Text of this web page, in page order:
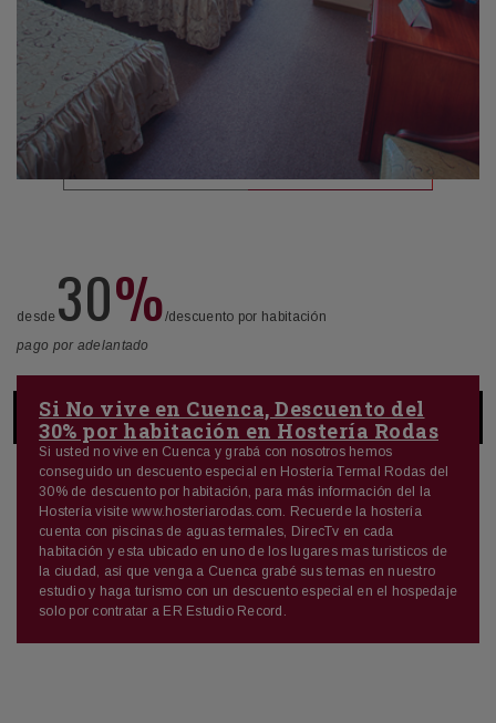
desde 30%/descuento por habitación
pago por adelantado
Si No vive en Cuenca, Descuento del
30% por habitación en Hostería Rodas
Si usted no vive en Cuenca y grabá con nosotros hemos
conseguido un descuento especial en Hostería Termal Rodas del
30% de descuento por habitación, para más información del la
Hostería visite www.hosteriarodas.com. Recuerde la hostería
cuenta con piscinas de aguas termales, DirecTv en cada
habitación y esta ubicado en uno de los lugares mas turisticos de
la ciudad, así que venga a Cuenca grabé sus temas en nuestro
estudio y haga turismo con un descuento especial en el hospedaje
solo por contratar a ER Estudio Record.